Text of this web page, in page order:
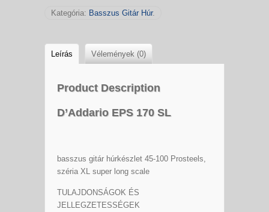
Kategória: Basszus Gitár Húr.
Leírás Vélemények (0)
Product Description
D’Addario EPS 170 SL
basszus gitár húrkészlet 45-100 Prosteels,
széria XL super long scale
TULAJDONSÁGOK ÉS
JELLEGZETESSÉGEK